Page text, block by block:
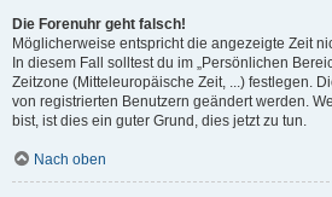
Die Forenuhr geht falsch!
Möglicherweise entspricht die angezeigte Zeit
In diesem Fall solltest du im „Persönlichen
Zeitzone (Mitteleuropäische Zeit, ...) festlegen.
von registrierten Benutzern geändert werden.
bist, ist dies ein guter Grund, dies jetzt zu tun.
Nach oben